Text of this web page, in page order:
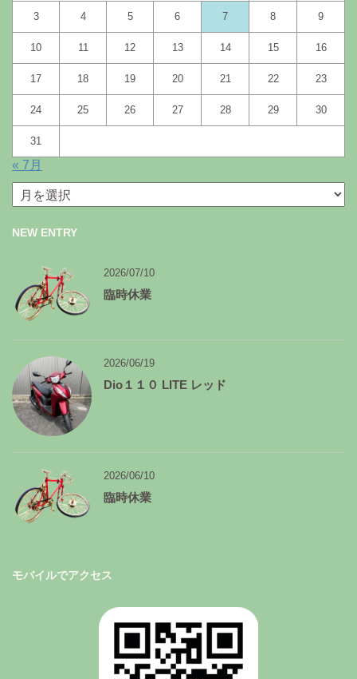
3 4 5 6 7 8 9
10 11 12 13 14 15 16
17 18 19 20 21 22 23
24 25 26 27 28 29 30
31
« 7月
月
別
ー
ブ
NEW ENTRY
2026/07/10
臨時休業
2026/06/19
Dio１１０ LITE レッド
2026/06/10
臨時休業
モバイルでアクセス